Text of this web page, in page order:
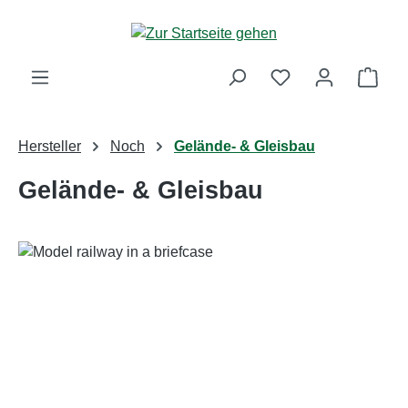
Zum Hauptinhalt springen
Hersteller Noch Gelände- & Gleisbau
Gelände- & Gleisbau